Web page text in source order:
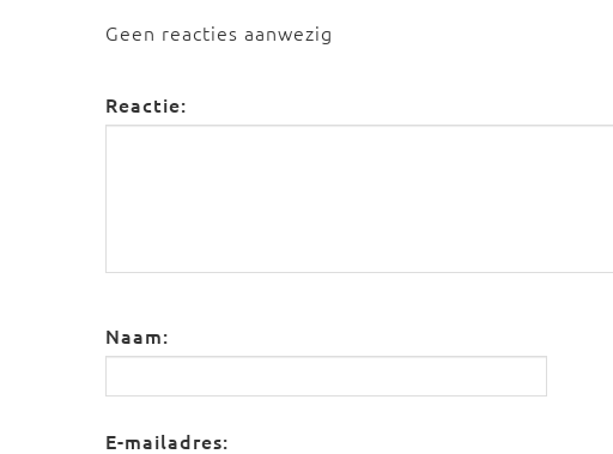
Geen reacties aanwezig
Reactie:
Naam:
E-mailadres: